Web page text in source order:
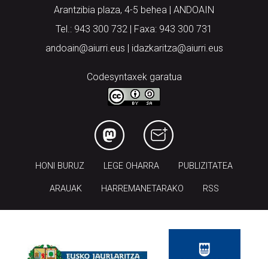
Arantzibia plaza, 4-5 behea | ANDOAIN
Tel.: 943 300 732 | Faxa: 943 300 731
andoain@aiurri.eus | idazkaritza@aiurri.eus
Codesyntaxek garatua
HONI BURUZ LEGE OHARRA PUBLIZITATEA
ARAUAK HARREMANETARAKO RSS